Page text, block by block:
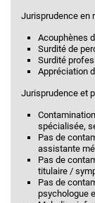
Jurisprudence en
Acouphènes
Surdité de
Surdité
Appréciation
Jurisprudence et
spécialisée,
Pas de
assistante
Pas de
titulaire /
Pas de
psychologue